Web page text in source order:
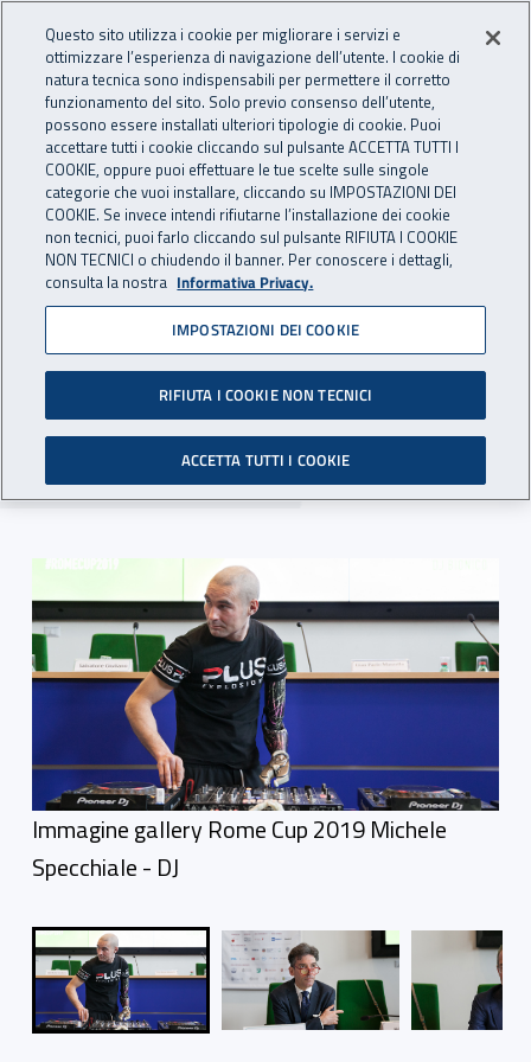
INAIL - Istituto Nazionale
Apri cerca
Navigazione principale
Navigazione - Ti trovi in:
Home Inail comunica Multimedia Foto gallery
Rome Cup 2019
Le immagini della tredicisima edizione della
manifestazione dedicata alla robotica e alle
scienze della vita svolta presso il dipartimento
di Ingegneria dell’Università degli studi di Roma
Foto gallery
Immagine gallery Rome Cup 2019 Michele
Specchiale - DJ
Questo sito utilizza i cookie per migliorare i servizi e
ottimizzare l’esperienza di navigazione dell’utente. I cookie di
natura tecnica sono indispensabili per permettere il corretto
funzionamento del sito. Solo previo consenso dell’utente,
possono essere installati ulteriori tipologie di cookie. Puoi
accettare tutti i cookie cliccando sul pulsante ACCETTA TUTTI I
COOKIE, oppure puoi effettuare le tue scelte sulle singole
categorie che vuoi installare, cliccando su IMPOSTAZIONI DEI
COOKIE. Se invece intendi rifiutarne l’installazione dei cookie
non tecnici, puoi farlo cliccando sul pulsante RIFIUTA I COOKIE
NON TECNICI o chiudendo il banner. Per conoscere i dettagli,
consulta la nostra Informativa Privacy.
IMPOSTAZIONI DEI COOKIE
RIFIUTA I COOKIE NON TECNICI
ACCETTA TUTTI I COOKIE